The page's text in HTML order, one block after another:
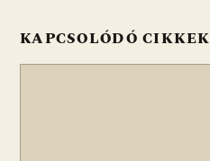
KAPCSOLÓDÓ CIKKEK